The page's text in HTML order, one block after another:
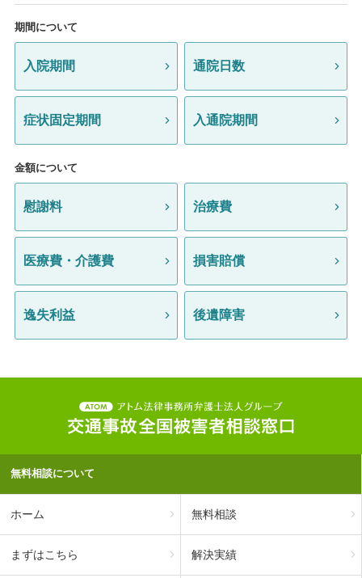
期間について
入院期間 通院日数
症状固定期間 入通院期間
金額について
慰謝料 治療費
医療費・介護費 損害賠償
逸失利益 後遺障害
無料相談について
ホーム 無料相談
まずはこちら 解決実績